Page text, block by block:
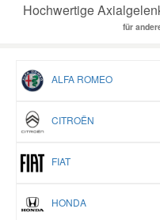
Hochwertige
für
ALFA ROMEO
CITROËN
FIAT
HONDA